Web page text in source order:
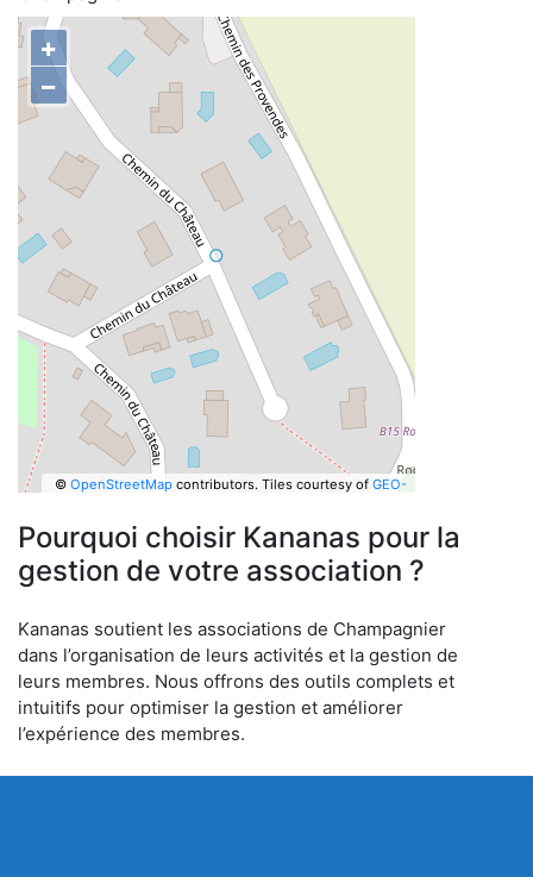
+
−
© OpenStreetMapcontributors. Tiles courtesy of GEO-
Pourquoi choisir Kananas pour la
gestion de votre association ?
Kananas soutient les associations de Champagnier
dans l’organisation de leurs activités et la gestion de
leurs membres. Nous offrons des outils complets et
intuitifs pour optimiser la gestion et améliorer
l’expérience des membres.